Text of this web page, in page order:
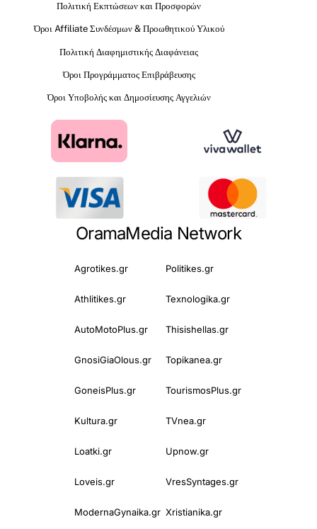
Πολιτική Εκπτώσεων και Προσφορών
Όροι Affiliate Συνδέσμων & Προωθητικού Υλικού
Πολιτική Διαφημιστικής Διαφάνειας
Όροι Προγράμματος Επιβράβευσης
Όροι Υποβολής και Δημοσίευσης Αγγελιών
OramaMedia Network
Agrotikes.gr Politikes.gr
Athlitikes.gr Texnologika.gr
AutoMotoPlus.gr Thisishellas.gr
GnosiGiaOlous.gr Topikanea.gr
GoneisPlus.gr TourismosPlus.gr
Kultura.gr TVnea.gr
Loatki.gr Upnow.gr
Loveis.gr VresSyntages.gr
ModernaGynaika.gr Xristianika.gr